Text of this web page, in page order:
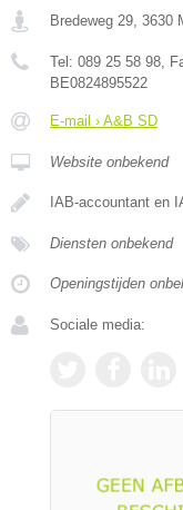
Bredeweg 29 3630
Tel: 089 25 58 98 ,
BE0824895522
E-mail › A&B SD
Website onbekend
IAB-accountant en
Diensten onbekend
Openingstijden
Sociale media: